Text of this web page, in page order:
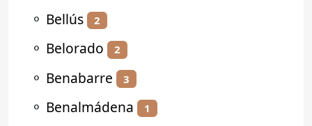
⚬ Bellús 2
⚬ Belorado 2
⚬ Benabarre 3
⚬ Benalmádena 1